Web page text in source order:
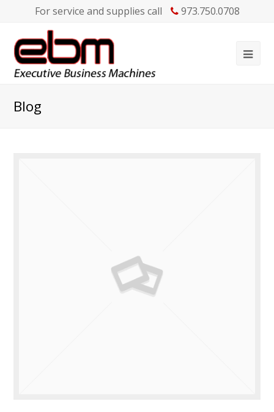
For service and supplies call 973.750.0708
Blog